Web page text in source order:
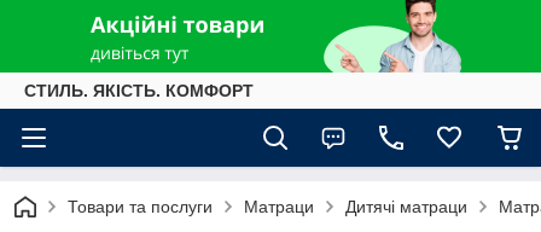
СТИЛЬ. ЯКІСТЬ. КОМФОРТ
Товари та послуги Матраци Дитячі матраци